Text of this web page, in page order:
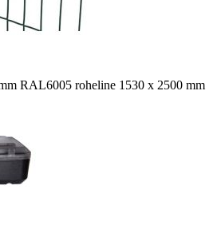
RAL6005 roheline 1530 x 2500 mm